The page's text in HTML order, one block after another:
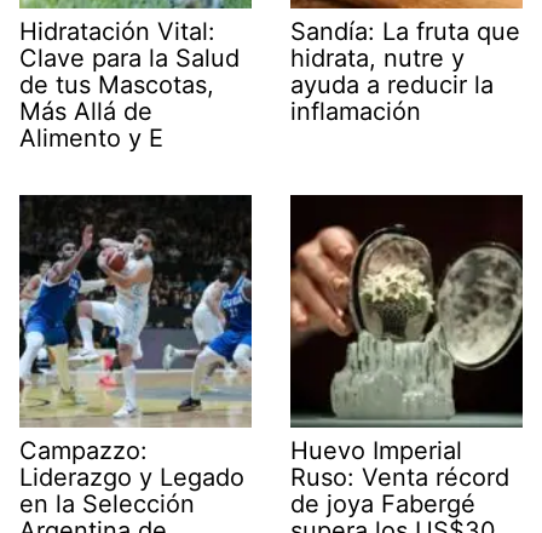
Hidratación Vital:
Clave para la Salud
de tus Mascotas,
Más Allá de
Alimento y E
Sandía: La fruta que
hidrata, nutre y
ayuda a reducir la
inflamación
Campazzo:
Liderazgo y Legado
en la Selección
Huevo Imperial
Ruso: Venta récord
de joya Fabergé